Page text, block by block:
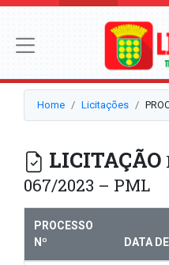
Home Licitações
LICITAÇÃO
067/2023 – PML
PROCESSO
Nº
DATA